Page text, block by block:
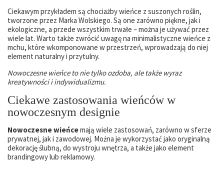
Ciekawym przykładem są chociażby wieńce z suszonych roślin,
tworzone przez Marka Wolskiego. Są one zarówno piękne, jak i
ekologiczne, a przede wszystkim trwałe – można je używać przez
wiele lat. Warto także zwrócić uwagę na minimalistyczne wieńce z
mchu, które wkomponowane w przestrzeń, wprowadzają do niej
element naturalny i przytulny.
Nowoczesne wieńce to nie tylko ozdoba, ale także wyraz
kreatywności i indywidualizmu.
Ciekawe zastosowania wieńców w
nowoczesnym designie
Nowoczesne wieńcemają wiele zastosowań, zarówno w sferze
prywatnej, jak i zawodowej. Można je wykorzystać jako oryginalną
dekorację ślubną, do wystroju wnętrza, a także jako element
brandingowy lub reklamowy.